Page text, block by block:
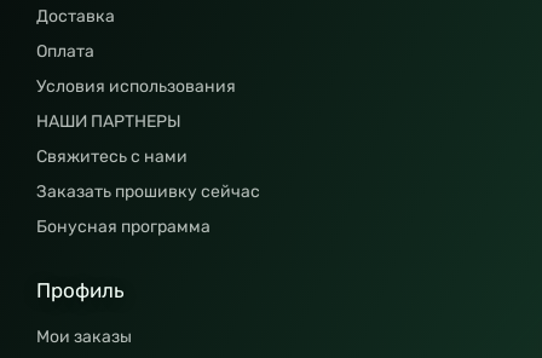
Доставка
Оплата
Условия использования
НАШИ ПАРТНЕРЫ
Свяжитесь с нами
Заказать прошивку сейчас
Бонусная программа
Профиль
Мои заказы